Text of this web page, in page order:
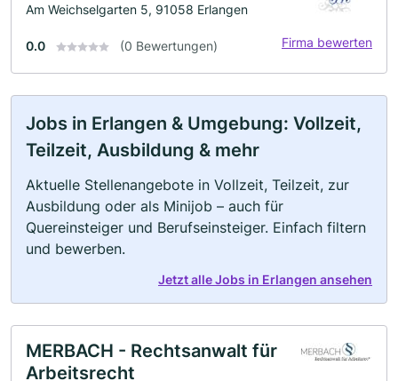
Am Weichselgarten 5, 91058 Erlangen
0.0 (0 Bewertungen) Firma bewerten
Jobs in Erlangen & Umgebung: Vollzeit,
Teilzeit, Ausbildung & mehr
Aktuelle Stellenangebote in Vollzeit, Teilzeit, zur
Ausbildung oder als Minijob – auch für
Quereinsteiger und Berufseinsteiger. Einfach filtern
und bewerben.
Jetzt alle Jobs in Erlangen ansehen
MERBACH - Rechtsanwalt für
Arbeitsrecht